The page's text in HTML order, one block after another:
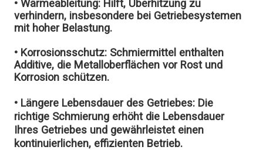
• Wärmeableitung: Hilft, Überhitzung zu
verhindern, insbesondere bei Getriebesystemen
mit hoher Belastung.
• Korrosionsschutz: Schmiermittel enthalten
Additive, die Metalloberflächen vor Rost und
Korrosion schützen.
• Längere Lebensdauer des Getriebes: Die
richtige Schmierung erhöht die Lebensdauer
Ihres Getriebes und gewährleistet einen
kontinuierlichen, effizienten Betrieb.